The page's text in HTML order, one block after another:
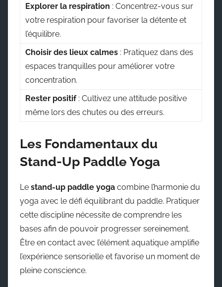
Explorer la respiration : Concentrez-vous sur
votre respiration pour favoriser la détente et
l’équilibre.
Choisir des lieux calmes: Pratiquez dans des
espaces tranquilles pour améliorer votre
concentration.
Rester positif: Cultivez une attitude positive
même lors des chutes ou des erreurs.
Les Fondamentaux du
Stand-Up Paddle Yoga
Le stand-up paddle yoga combine l’harmonie du
yoga avec le défi équilibrant du paddle. Pratiquer
cette discipline nécessite de comprendre les
bases afin de pouvoir progresser sereinement.
Être en contact avec l’élément aquatique amplifie
l’expérience sensorielle et favorise un moment de
pleine conscience.